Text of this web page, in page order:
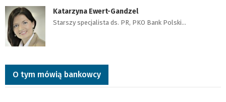
Katarzyna Ewert-Gandzel
Starszy specjalista ds. PR, PKO Bank Polski…
O tym mówią bankowcy